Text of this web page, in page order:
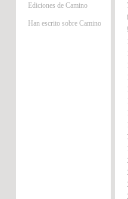
Ediciones de Camino
Han escrito sobre Camino